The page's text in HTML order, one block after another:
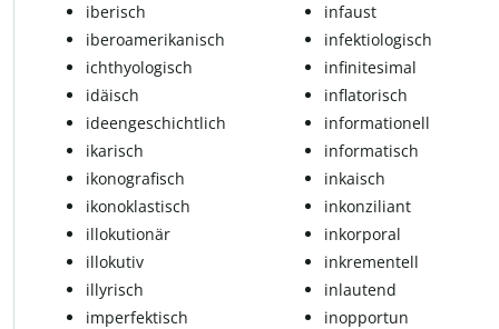
ibe­risch
ibe­ro­ame­ri­ka­nisch
ichthyologisch
idä­isch
ideengeschichtlich
ika­risch
ikonografisch
iko­no­klas­tisch
illokutionär
il­lo­ku­tiv
il­ly­risch
im­per­fek­tisch
infaust
infektiologisch
in­fi­ni­te­si­mal
in­fla­to­risch
in­for­ma­ti­o­nell
in­for­ma­tisch
inkaisch
in­kon­zi­li­ant
in­kor­po­ral
inkrementell
in­lau­tend
in­op­por­tun